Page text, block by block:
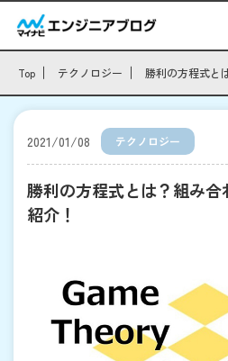
Top テクノロジー 勝利の方程式と
2021/01/08 テクノロジー
勝利の方程式とは？組み
紹介！